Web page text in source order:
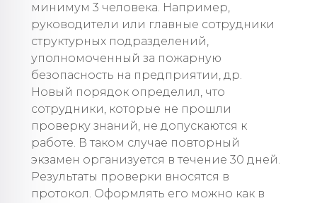
минимум 3 человека. Например,
руководители или главные сотрудники
структурных подразделений,
уполномоченный за пожарную
безопасность на предприятии, др.
Новый порядок определил, что
сотрудники, которые не прошли
проверку знаний, не допускаются к
работе. В таком случае повторный
экзамен организуется в течение 30 дней.
Результаты проверки вносятся в
протокол. Оформлять его можно как в